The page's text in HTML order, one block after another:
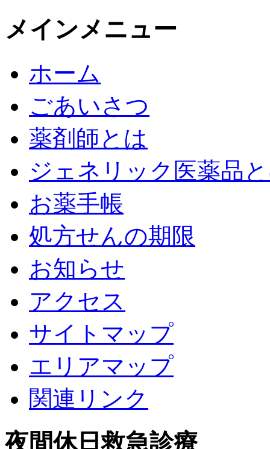
メインメニュー
ホーム
ごあいさつ
薬剤師とは
ジェネリック医薬品
お薬手帳
処方せんの期限
お知らせ
アクセス
サイトマップ
エリアマップ
関連リンク
夜間休日救急診療